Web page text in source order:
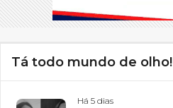
Tá todo mundo de olho!
Há 5 dias